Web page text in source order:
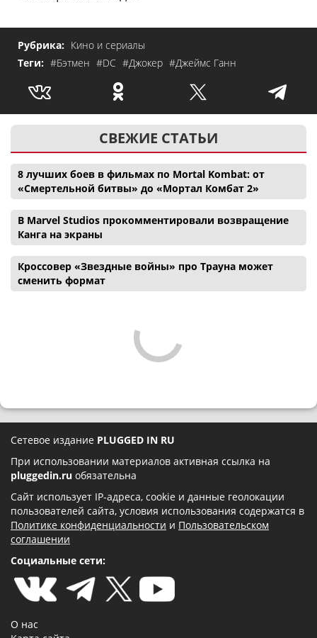
Рубрика: Кино и сериалы
Теги: #Бэтмен #DC #Джокер #Джеймс Ганн
СВЕЖИЕ СТАТЬИ
8 лучших боев в фильмах по Mortal Kombat: от
«Смертельной битвы» до «Мортал Комбат 2»
В Marvel Studios прокомментировали возвращение
Канга на экраны
Кроссовер «Звездные войны» про Трауна может
сменить формат
Сетевое издание PLUGGED IN RU
При использовании материалов активная ссылка на
pluggedin.ru обязательна
Сайт использует IP-адреса, cookie и данные геолокации
пользователей сайта, условия использования содержатся в
Политике конфиденциальности и Пользовательском
соглашении
Социальные сети:
О нас